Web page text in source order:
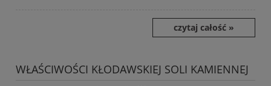
czytaj całość »
WŁAŚCIWOŚCI KŁODAWSKIEJ SOLI KAMIENNEJ